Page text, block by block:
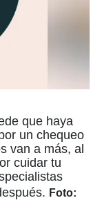
que haya
un chequeo
van a más, al
cuidar tu
Foto: